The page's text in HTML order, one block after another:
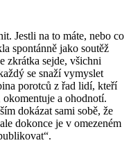
Jestli na to máte, nebo co
spontánně jako soutěž
zkrátka sejde, všichni
se snaží vymyslet
porotců z řad lidí, kteří
a ohodnotí.
dokázat sami sobě, že
dokonce je v omezeném